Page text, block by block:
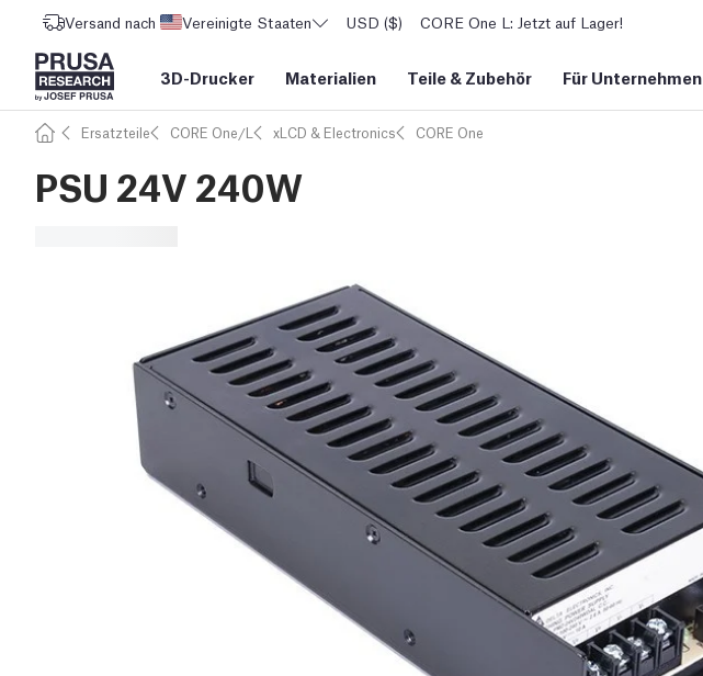
Versand nach Vereinigte Staaten USD ($) CORE One L: Jetzt auf Lager!
3D-Drucker Materialien Teile & Zubehör Für Unternehmen
Ersatzteile CORE One/L xLCD & Electronics CORE One
PSU 24V 240W